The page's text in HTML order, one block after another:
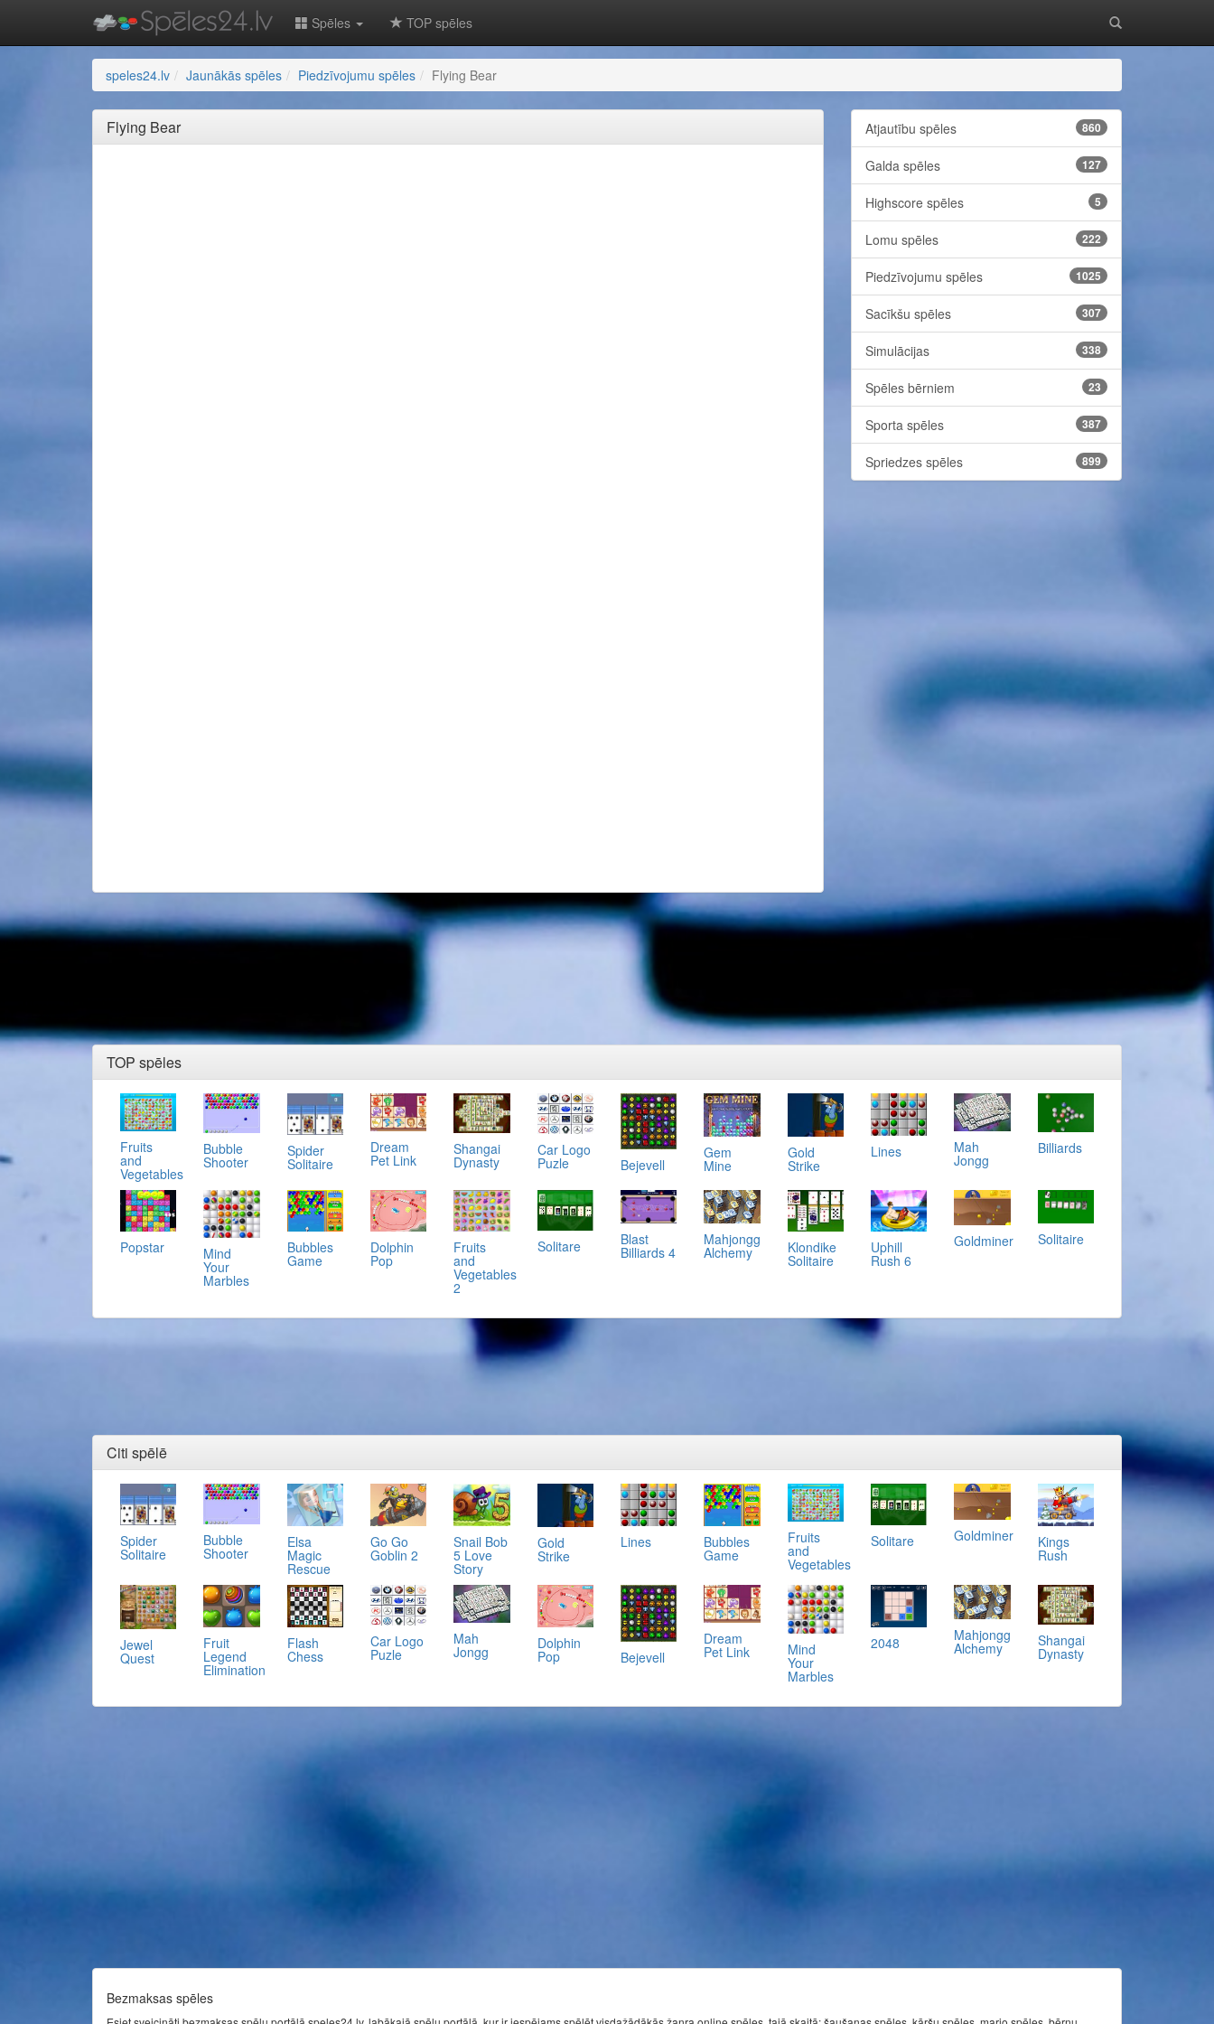
Spēles TOP spēles
speles24.lv Jaunākās spēles Piedzīvojumu spēles Flying Bear
Flying Bear Atjautību spēles 860
Galda spēles 127
Highscore spēles 5
Lomu spēles 222
Piedzīvojumu spēles 1025
Sacīkšu spēles 307
Simulācijas 338
Spēles bērniem 23
Sporta spēles 387
Spriedzes spēles 899
TOP spēles
Fruits
and
Vegetables
Bubble
Shooter
Spider
Solitaire
Dream
Pet Link
Shangai
Dynasty
Car Logo
Puzle Bejevell
Gem
Mine
Gold
Strike
Lines Mah
Jongg
Billiards
Popstar Mind
Your
Marbles
Bubbles
Game
Dolphin
Pop
Fruits
and
Vegetables
2
Solitare Blast
Billiards 4
Mahjongg
Alchemy Klondike
Solitaire
Uphill
Rush 6
Goldminer Solitaire
Citi spēlē
Spider
Solitaire
Bubble
Shooter
Elsa
Magic
Rescue
Go Go
Goblin 2
Snail Bob
5 Love
Story
Gold
Strike
Lines Bubbles
Game
Fruits
and
Vegetables
Solitare Goldminer Kings
Rush
Jewel
Quest
Fruit
Legend
Elimination
Flash
Chess
Car Logo
Puzle
Mah
Jongg
Dolphin
Pop Bejevell
Dream
Pet Link Mind
Your
Marbles
2048 Mahjongg
Alchemy Shangai
Dynasty
Bezmaksas spēles